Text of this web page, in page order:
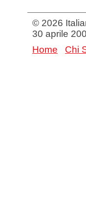
© 2026
30 aprile
Home
Chi